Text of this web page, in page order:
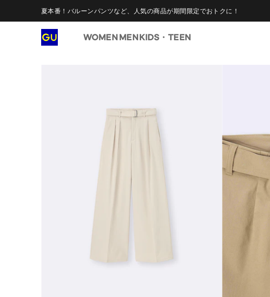
夏本番！バルーンパンツなど、人気の商品が期間限定でおトクに！
WOMEN MENKIDS・TEEN